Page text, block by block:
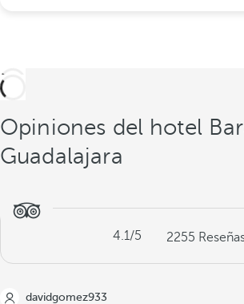
Opiniones del hotel
Guadalajara
4.1/5 2255
davidgomez933